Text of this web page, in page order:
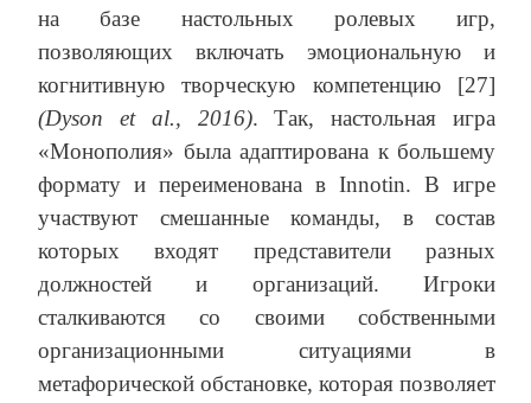
на базе настольных ролевых игр,
позволяющих включать эмоциональную и
когнитивную творческую компетенцию [27]
(Dyson et al., 2016). Так, настольная игра
«Монополия» была адаптирована к большему
формату и переименована в Innotin. В игре
участвуют смешанные команды, в состав
которых входят представители разных
должностей и организаций. Игроки
сталкиваются со своими собственными
организационными ситуациями в
метафорической обстановке, которая позволяет